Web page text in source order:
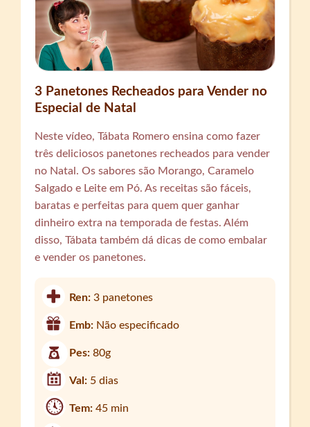
3 Panetones Recheados para Vender no
Especial de Natal
Neste vídeo, Tábata Romero ensina como fazer
três deliciosos panetones recheados para vender
no Natal. Os sabores são Morango, Caramelo
Salgado e Leite em Pó. As receitas são fáceis,
baratas e perfeitas para quem quer ganhar
dinheiro extra na temporada de festas. Além
disso, Tábata também dá dicas de como embalar
e vender os panetones.
Ren:3 panetones
Emb: Não especificado
Pes:80g
Val: 5 dias
Tem:45 min